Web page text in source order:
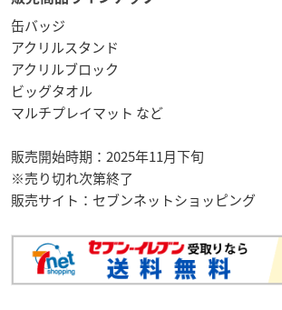
缶バッジ
アクリルスタンド
アクリルブロック
ビッグタオル
マルチプレイマット など
販売開始時期：2025年11月下旬
※売り切れ次第終了
販売サイト：セブンネットショッピング